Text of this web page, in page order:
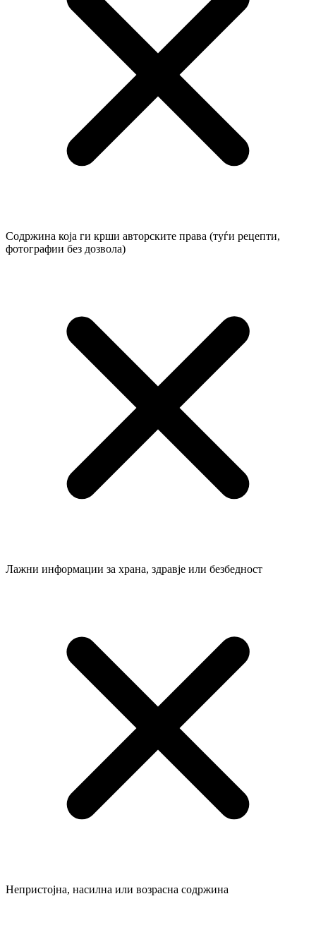
Содржина која ги крши авторските права (туѓи рецепти,
фотографии без дозвола)
Лажни информации за храна, здравје или безбедност
Непристојна, насилна или возрасна содржина